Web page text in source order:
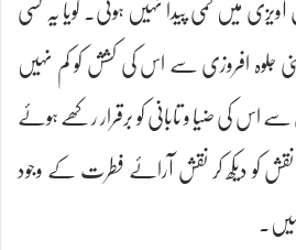
جلوہ افروزی سے اس کی کشش کو کم نہیں
اس کی ضیا و تابانی کو برقرار رکھے ہوئے
کو دیکھ کر نقش آرائے فطرت کے وجود